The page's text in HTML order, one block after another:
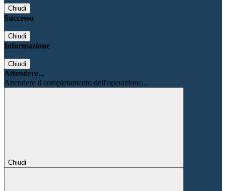
Chiudi
Successo
Chiudi
Informazione
Chiudi
Attendere...
Attendere il completamento dell'operazione...
Chiudi